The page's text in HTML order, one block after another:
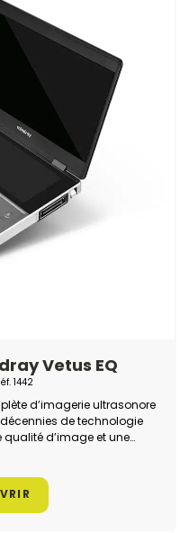
Vetus EQ
1442
d’imagerie ultrasonore
de technologie
qualité d’image et une